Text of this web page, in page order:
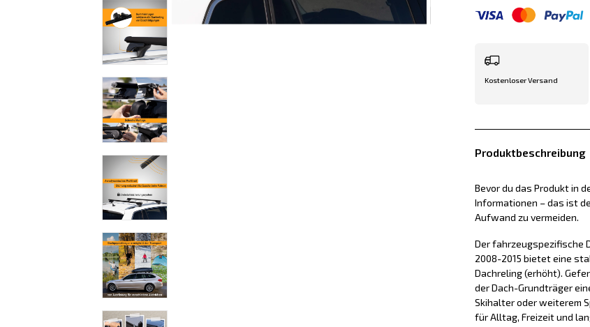
Kostenloser Versand
Produktbeschreibung
Bevor du das Produkt in
Informationen – das ist
Aufwand zu vermeiden.
Der fahrzeugspezifische
2008-2015 bietet eine
Dachreling (erhöht).
der Dach-Grundträger
Skihalter oder weiterem
für Alltag, Freizeit und